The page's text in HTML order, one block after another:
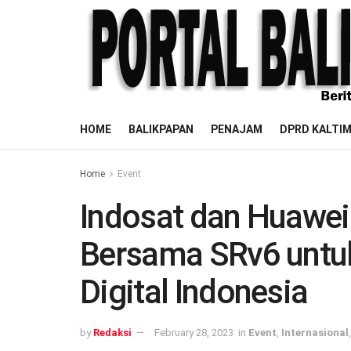
HOME BALIKPAPAN PENAJAM DPRD KALTIM
Home Event
Indosat dan
Bersama SRv6
Digital Indonesia
by Redaksi February 28, 2023 in Event Internasional